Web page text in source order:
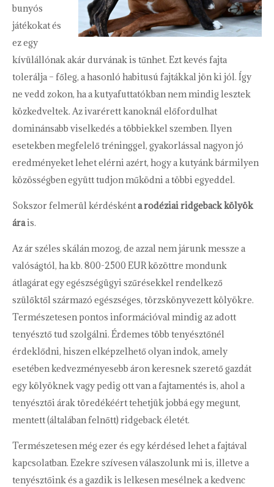
bunyós
játékokat és
ez egy
kívülállónak akár durvának is tűnhet. Ezt kevés fajta
tolerálja – főleg, a hasonló habitusú fajtákkal jön ki jól. Így
ne vedd zokon, ha a kutyafuttatókban nem mindig lesztek
közkedveltek. Az ivarérett kanoknál előfordulhat
dominánsabb viselkedés a többiekkel szemben. Ilyen
esetekben megfelelő tréninggel, gyakorlással nagyon jó
eredményeket lehet elérni azért, hogy a kutyánk bármilyen
közösségben együtt tudjon működni a többi egyeddel.
Sokszor felmerül kérdéskénta rodéziai ridgeback kölyök
árais.
Az ár széles skálán mozog, de azzal nem járunk messze a
valóságtól, ha kb. 800-2500 EUR közöttre mondunk
átlagárat egy egészségügyi szűrésekkel rendelkező
szülőktől származó egészséges, törzskönyvezett kölyökre.
Természetesen pontos információval mindig az adott
tenyésztő tud szolgálni. Érdemes több tenyésztőnél
érdeklődni, hiszen elképzelhető olyan indok, amely
esetében kedvezményesebb áron keresnek szerető gazdát
egy kölyöknek vagy pedig ott van a fajtamentés is, ahol a
tenyésztői árak töredékéért tehetjük jobbá egy megunt,
mentett (általában felnőtt) ridgeback életét.
Természetesen még ezer és egy kérdésed lehet a fajtával
kapcsolatban. Ezekre szívesen válaszolunk mi is, illetve a
tenyésztőink és a gazdik is lelkesen mesélnek a kedvenc